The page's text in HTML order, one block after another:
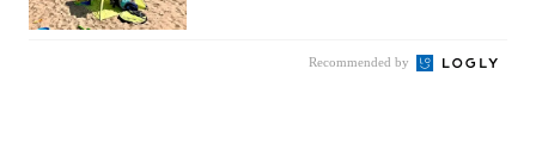
Recommended by